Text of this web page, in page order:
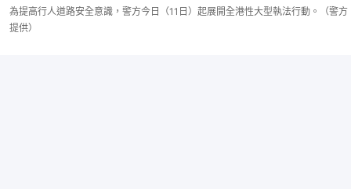
為提高行人道路安全意識，警方今日（11日）起展開全港性大型執法行動。（警方
提供）